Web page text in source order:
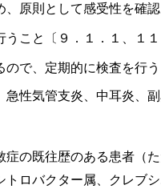
原則として感受性を確
こと〔９．１．１、１１
で、定期的に検査を行う
の既往歴のある患者（
性気管支炎、中耳炎
ロバクター属、クレ